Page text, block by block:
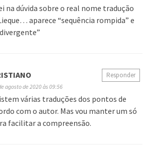
na dúvida sobre o real nome tradução
aparece “sequência rompida” e
agosto de 2020 às 09:56
várias traduções dos pontos de
com o autor. Mas vou manter um só
facilitar a compreensão.
Responder